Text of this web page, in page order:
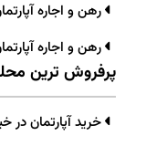
رهن و اجاره
رهن و اجاره
پرفروش ترین
خرید آپارتمان در